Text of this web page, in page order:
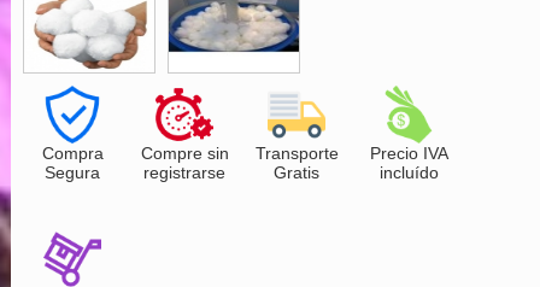
Compra
Segura
Compre sin
registrarse
Transporte
Gratis
Precio IVA
incluído